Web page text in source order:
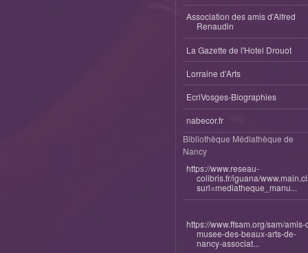
Association des amis d'Alfred
Renaudin
La Gazette de l'Hotel Drouot
Lorraine d'Arts
EcriVosges-Biographies
nabecor.fr
Bibliothèque Médiathèque de
Nancy
https://www.reseau-
colibris.fr/iguana/
surl=mediatheque_manu...
https://www.ffsam.org/sam/amis-
musee-des-beaux-arts-de-
nancy-associat...